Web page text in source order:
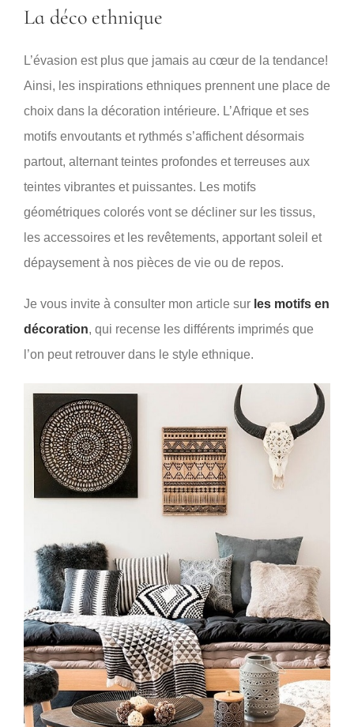
La déco ethnique
L’évasion est plus que jamais au cœur de la tendance!
Ainsi, les inspirations ethniques prennent une place de
choix dans la décoration intérieure. L’Afrique et ses
motifs envoutants et rythmés s’affichent désormais
partout, alternant teintes profondes et terreuses aux
teintes vibrantes et puissantes. Les motifs
géométriques colorés vont se décliner sur les tissus,
les accessoires et les revêtements, apportant soleil et
dépaysement à nos pièces de vie ou de repos.
Je vous invite à consulter mon article sur les motifs en
décoration, qui recense les différents imprimés que
l’on peut retrouver dans le style ethnique.